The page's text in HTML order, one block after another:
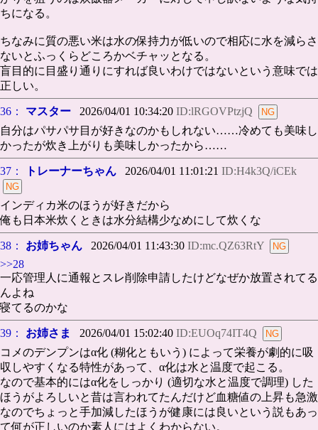
ちになる。
ちなみに質の悪い米は水の保持力が低いので相応に水を減らさ
ないとふっくらどころかベチャッとなる。
盲目的に目盛り通りにすれば良いわけではないという意味では
正しい。
36： マスター 2026/04/01 10:34:20 ID:lRGOVPtzjQ
自分はパサパサ目が好きなのかもしれない……冷めても美味し
かったが炊き上がりも美味しかったから……
37： トレーナーちゃん 2026/04/01 11:01:21 ID:H4k3Q/iCEk
インディカ米のほうが好きだから
俺も日本米炊くときは水分結構少なめにして炊くな
38： お姉ちゃん 2026/04/01 11:43:30 ID:mc.QZ63RtY
>>28
一応管理人に通報とスレ削除申請したけどなぜか放置されてる
んよね
寝てるのかな
39： お姉さま 2026/04/01 15:02:40 ID:EUOq74IT4Q
コメのデンプンはα化 (糊化ともいう) によって栄養が劇的に吸
収しやすくなる特性があって、α化は水と温度で起こる。
なので基本的にはα化をしっかり (適切な水と温度で調理) した
ほうがよろしいと昔は言われてたんだけど血糖値の上昇も急激
なのでちょっと手加減したほうが健康には良いという説もあっ
て何が正しいのか素人にはよくわからない。